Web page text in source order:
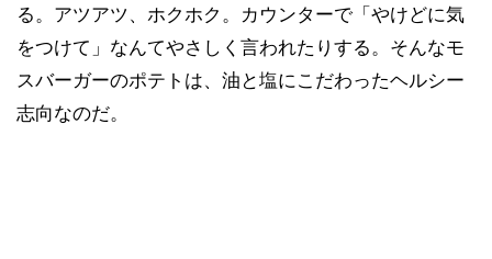
る。アツアツ、ホクホク。カウンターで「やけどに気
をつけて」なんてやさしく言われたりする。そんなモ
スバーガーのポテトは、油と塩にこだわったヘルシー
志向なのだ。